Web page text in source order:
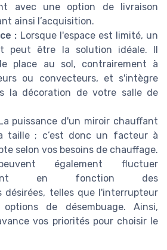
avec une option de livraison
ainsi l’acquisition.
: Lorsque l'espace est limité, un
peut être la solution idéale. Il
place au sol, contrairement à
ou convecteurs, et s'intègre
la décoration de votre salle de
puissance d'un miroir chauffant
taille ; c’est donc un facteur à
selon vos besoins de chauffage.
également fluctuer
en fonction des
désirées, telles que l'interrupteur
de désembuage. Ainsi,
vos priorités pour choisir le